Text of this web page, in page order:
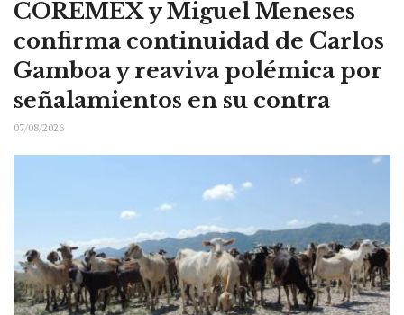
COREMEX y Miguel Meneses
confirma continuidad de Carlos
Gamboa y reaviva polémica por
señalamientos en su contra
07/08/2026